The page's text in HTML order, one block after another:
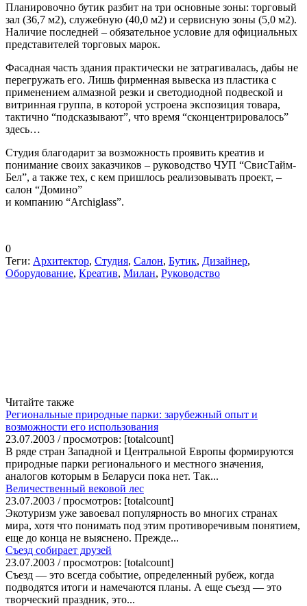
Планировочно бутик разбит на три основные зоны: торговый
зал (36,7 м2), служебную (40,0 м2) и сервисную зоны (5,0 м2).
Наличие последней – обязательное условие для официальных
представителей торговых марок.
Фасадная часть здания практически не затрагивалась, дабы не
перегружать его. Лишь фирменная вывеска из пластика с
применением алмазной резки и светодиодной подвеской и
витринная группа, в которой устроена экспозиция товара,
тактично “подсказывают”, что время “сконцентрировалось”
здесь…
Студия благодарит за возможность проявить креатив и
понимание своих заказчиков – руководство ЧУП “СвисТайм-
Бел”, а также тех, с кем пришлось реализовывать проект, –
салон “Домино”
и компанию “Archiglass”.
0
Теги: Архитектор, Студия, Салон, Бутик, Дизайнер,
Оборудование, Креатив, Милан, Руководство
Читайте также
Региональные природные парки: зарубежный опыт и
возможности его использования
23.07.2003 / просмотров: [totalcount]
В ряде стран Западной и Центральной Европы формируются
природные парки регионального и местного значения,
аналогов которым в Беларуси пока нет. Так...
Величественный вековой лес
23.07.2003 / просмотров: [totalcount]
Экотуризм уже завоевал популярность во многих странах
мира, хотя что понимать под этим противоречивым понятием,
еще до конца не выяснено. Прежде...
Съезд собирает друзей
23.07.2003 / просмотров: [totalcount]
Съезд — это всегда событие, определенный рубеж, когда
подводятся итоги и намечаются планы. А еще съезд — это
творческий праздник, это...